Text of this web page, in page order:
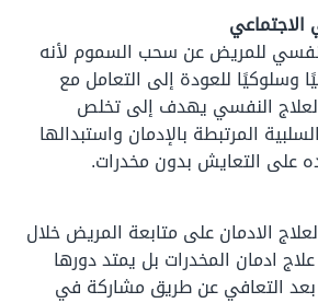
الاجتماعي
للمريض عن سحب السموم لأنه
وسلوكيًا للعودة إلى التعامل مع
العلاج النفسي يهدف إلى تخلص
المرتبطة بالإدمان واستبدالها
على التعايش بدون مخدرات.
الادمان على متابعة المريض خلال
ادمان المخدرات بل يمتد دورها
التعافي عن طريق مشاركة في